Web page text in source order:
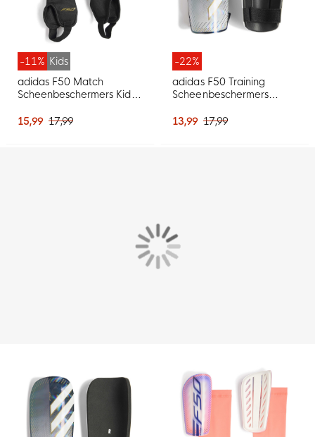
-11% Kids
adidas F50 Match
Scheenbeschermers Kids
15,99 17,99
-22%
adidas F50 Training
Scheenbeschermers
13,99 17,99